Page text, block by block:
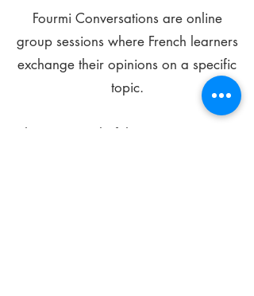
Fourmi Conversations are online
group sessions where French learners
exchange their opinions on a specific
topic.
The main goal of these meetings is to